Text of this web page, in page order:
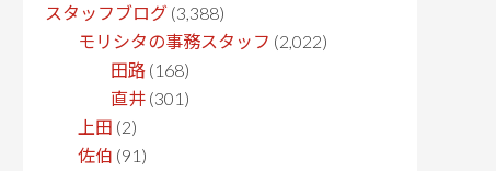
スタッフブログ (3,388)
モリシタの事務スタッフ (2,022)
田路 (168)
直井 (301)
上田 (2)
佐伯 (91)